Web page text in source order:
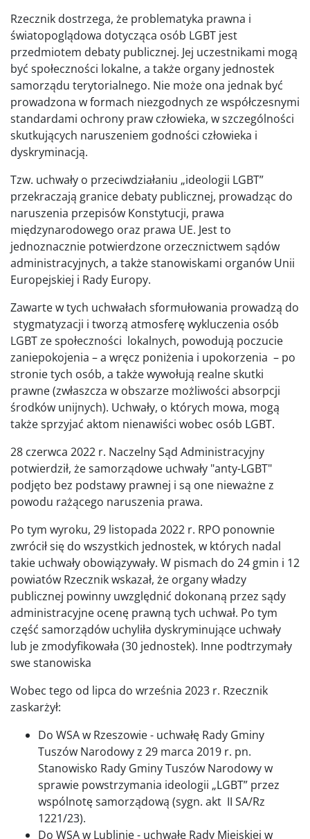
Rzecznik dostrzega, że problematyka prawna i
światopoglądowa dotycząca osób LGBT jest
przedmiotem debaty publicznej. Jej uczestnikami mogą
być społeczności lokalne, a także organy jednostek
samorządu terytorialnego. Nie może ona jednak być
prowadzona w formach niezgodnych ze współczesnymi
standardami ochrony praw człowieka, w szczególności
skutkujących naruszeniem godności człowieka i
dyskryminacją.
Tzw. uchwały o przeciwdziałaniu „ideologii LGBT”
przekraczają granice debaty publicznej, prowadząc do
naruszenia przepisów Konstytucji, prawa
międzynarodowego oraz prawa UE. Jest to
jednoznacznie potwierdzone orzecznictwem sądów
administracyjnych, a także stanowiskami organów Unii
Europejskiej i Rady Europy.
Zawarte w tych uchwałach sformułowania prowadzą do
stygmatyzacji i tworzą atmosferę wykluczenia osób
LGBT ze społeczności lokalnych, powodują poczucie
zaniepokojenia – a wręcz poniżenia i upokorzenia – po
stronie tych osób, a także wywołują realne skutki
prawne (zwłaszcza w obszarze możliwości absorpcji
środków unijnych). Uchwały, o których mowa, mogą
także sprzyjać aktom nienawiści wobec osób LGBT.
28 czerwca 2022 r. Naczelny Sąd Administracyjny
potwierdził, że samorządowe uchwały "anty-LGBT"
podjęto bez podstawy prawnej i są one nieważne z
powodu rażącego naruszenia prawa.
Po tym wyroku, 29 listopada 2022 r. RPO ponownie
zwrócił się do wszystkich jednostek, w których nadal
takie uchwały obowiązywały. W pismach do 24 gmin i 12
powiatów Rzecznik wskazał, że organy władzy
publicznej powinny uwzględnić dokonaną przez sądy
administracyjne ocenę prawną tych uchwał. Po tym
część samorządów uchyliła dyskryminujące uchwały
lub je zmodyfikowała (30 jednostek). Inne podtrzymały
swe stanowiska
Wobec tego od lipca do września 2023 r. Rzecznik
zaskarżył:
Do WSA w Rzeszowie - uchwałę Rady Gminy
Tuszów Narodowy z 29 marca 2019 r. pn.
Stanowisko Rady Gminy Tuszów Narodowy w
sprawie powstrzymania ideologii „LGBT” przez
wspólnotę samorządową (sygn. akt II SA/Rz
1221/23).
Do WSA w Lublinie - uchwałę Rady Miejskiej w